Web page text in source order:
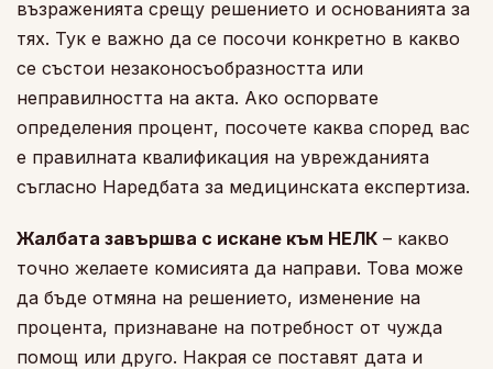
възраженията срещу решението и основанията за
тях. Тук е важно да се посочи конкретно в какво
се състои незаконосъобразността или
неправилността на акта. Ако оспорвате
определения процент, посочете каква според вас
е правилната квалификация на уврежданията
съгласно Наредбата за медицинската експертиза.
Жалбата завършва с искане към НЕЛК – какво
точно желаете комисията да направи. Това може
да бъде отмяна на решението, изменение на
процента, признаване на потребност от чужда
помощ или друго. Накрая се поставят дата и